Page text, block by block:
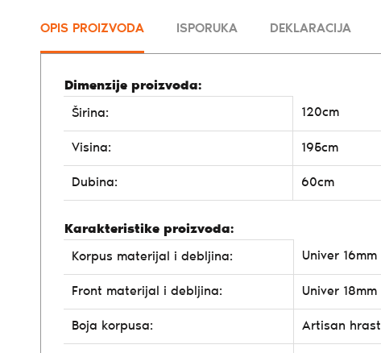
OPIS PROIZVODA ISPORUKA DEKLARACIJA
Dimenzije proizvoda:
Širina:
120cm
Visina: 195cm
Dubina: 60cm
Karakteristike proizvoda:
Korpus materijal i debljina:
Univer 16mm
Front materijal i debljina: Univer 18mm
Boja korpusa: Artisan hrast